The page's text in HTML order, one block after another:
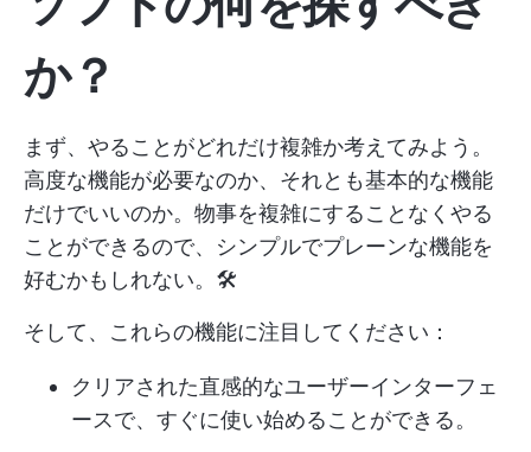
か？
まず、やることがどれだけ複雑か考えてみよう。
高度な機能が必要なのか、それとも基本的な機能
だけでいいのか。物事を複雑にすることなくやる
ことができるので、シンプルでプレーンな機能を
好むかもしれない。🛠️
そして、これらの機能に注目してください：
クリアされた直感的なユーザーインターフェ
ースで、すぐに使い始めることができる。